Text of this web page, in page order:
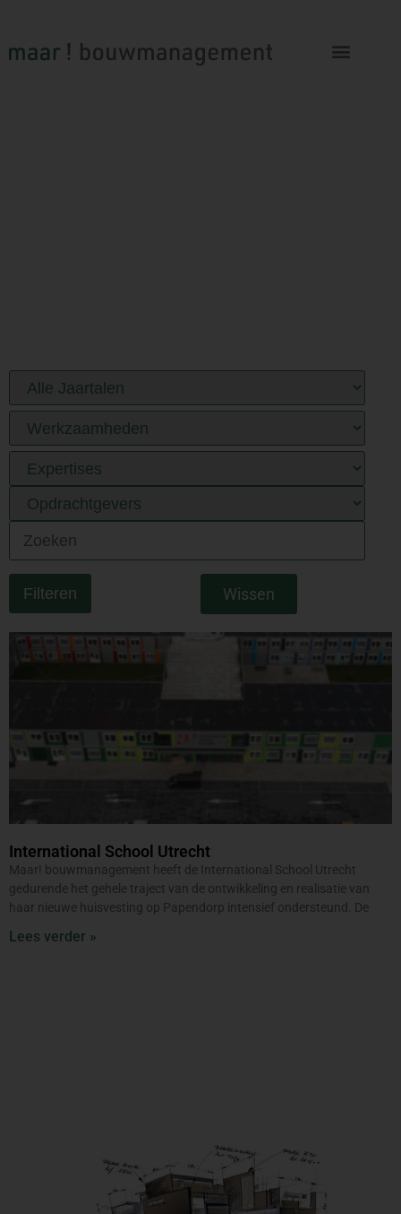
Wissen
International School Utrecht
Maar! bouwmanagement heeft de International School Utrecht
gedurende het gehele traject van de ontwikkeling en realisatie van
haar nieuwe huisvesting op Papendorp intensief ondersteund. De
Lees verder »